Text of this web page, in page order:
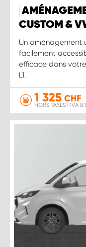
CUSTOM &
Un aménagement
facilement
efficace dans
L1.
1 325 CHF
HORS TAXES (TVA